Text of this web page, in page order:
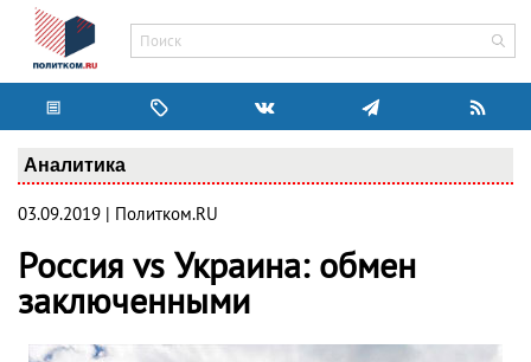
Аналитика
03.09.2019 | Политком.RU
Россия vs Украина: обмен
заключенными